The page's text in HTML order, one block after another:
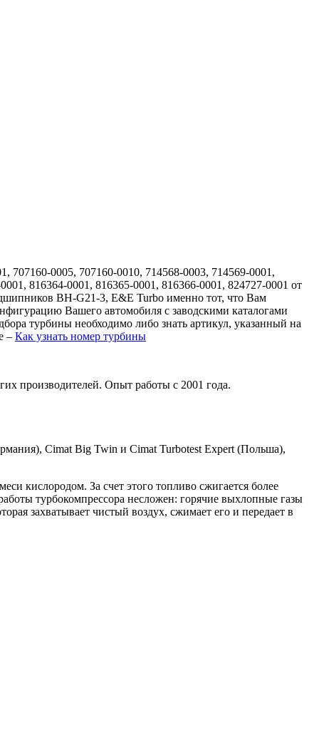
707160-0005, 707160-0010, 714568-0003, 714569-0001,
816364-0001, 816365-0001, 816366-0001, 824727-0001 от
BH-G21-3, E&E Turbo именно тот, что Вам
Вашего автомобиля с заводскими каталогами
турбины необходимо либо знать артикул, указанный на
– Как узнать номер турбины
производителей. Опыт работы с 2001 года.
Cimat Big Twin и Cimat Turbotest Expert (Польша),
кислородом. За счет этого топливо сжигается более
турбокомпрессора несложен: горячие выхлопные газы
захватывает чистый воздух, сжимает его и передает в